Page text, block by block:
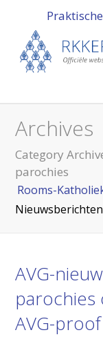
Archives
Category
parochies
Rooms-
AVG-
parochies
AVG-